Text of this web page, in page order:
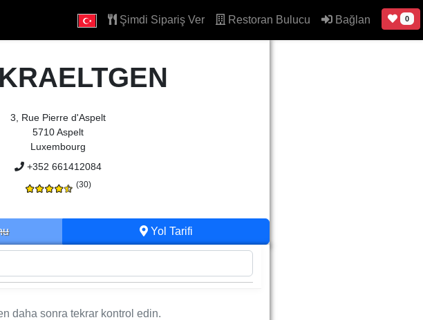
Şimdi Sipariş Ver Restoran Bulucu Bağlan 0
3, Rue Pierre d'Aspelt
5710 Aspelt
Luxembourg
+352 661412084
(30)
Yol Tarifi
daha sonra tekrar kontrol edin.